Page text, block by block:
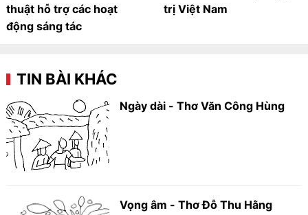
thuật hỗ trợ các hoạt
động sáng tác
trị Việt Nam
TIN BÀI KHÁC
Ngày dài - Thơ Văn Công Hùng
Vọng âm - Thơ Đỗ Thu Hằng